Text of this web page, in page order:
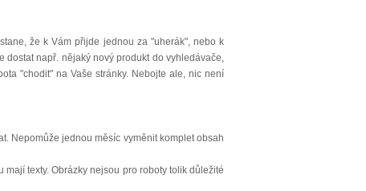
že k Vám přijde jednou za "uherák", nebo k
dostat např. nějaký nový produkt do vyhledávače,
"chodit" na Vaše stránky. Nebojte ale, nic není
Nepomůže jednou měsíc vyměnit komplet obsah
texty. Obrázky nejsou pro roboty tolik důležité